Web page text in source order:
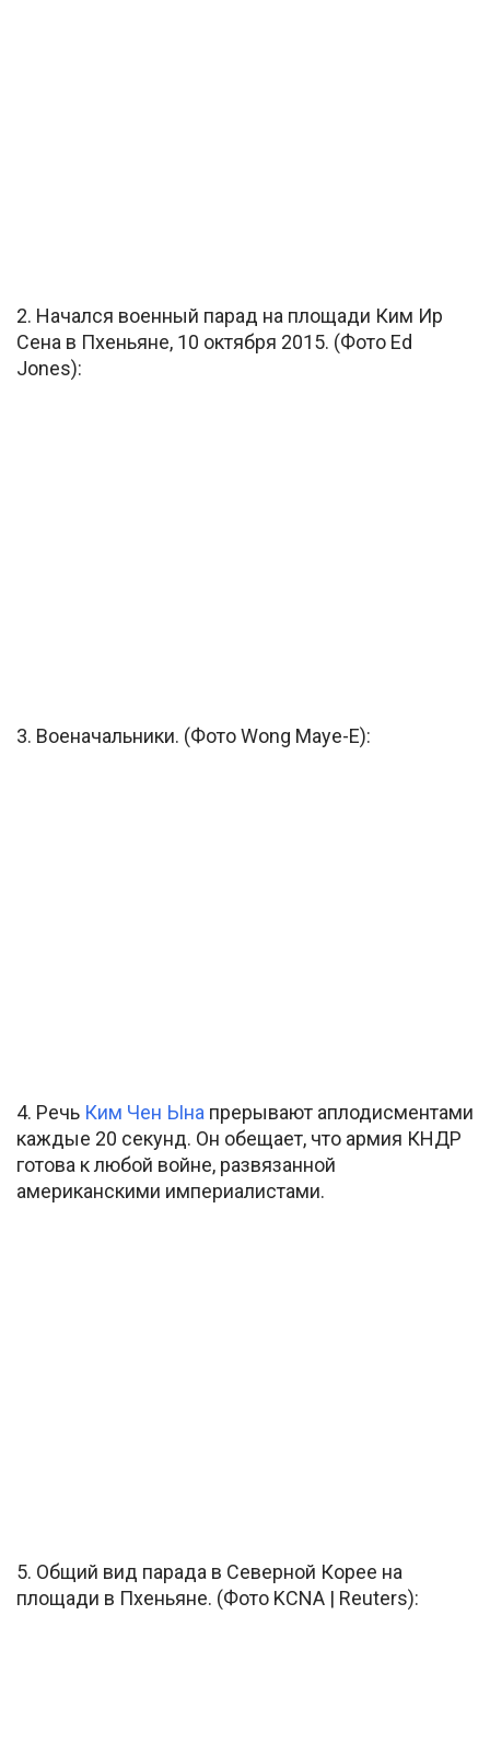
2. Начался военный парад на площади Ким Ир
Сена в Пхеньяне, 10 октября 2015. (Фото Ed
Jones):
3. Военачальники. (Фото Wong Maye-E):
4. Речь Ким Чен Ына прерывают аплодисментами
каждые 20 секунд. Он обещает, что армия КНДР
готова к любой войне, развязанной
американскими империалистами.
5. Общий вид парада в Северной Корее на
площади в Пхеньяне. (Фото KCNA | Reuters):